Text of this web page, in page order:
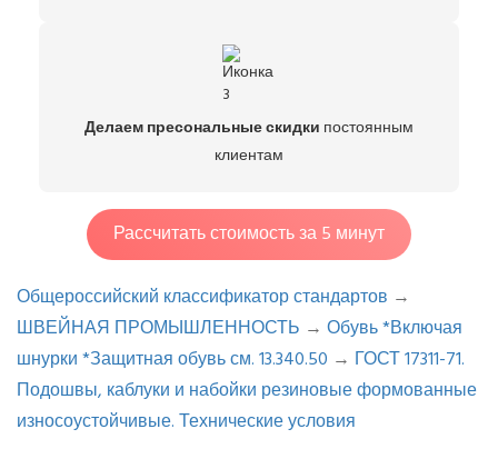
Делаем пресональные скидки постоянным
клиентам
Рассчитать стоимость за 5 минут
Общероссийский классификатор стандартов →
ШВЕЙНАЯ ПРОМЫШЛЕННОСТЬ → Обувь *Включая
шнурки *Защитная обувь см. 13.340.50 → ГОСТ 17311-71.
Подошвы, каблуки и набойки резиновые формованные
износоустойчивые. Технические условия